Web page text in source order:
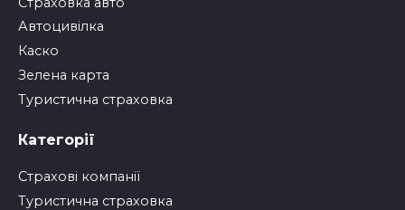
Автоцивілка
Каско
Зелена карта
Туристична страховка
Категорії
Страхові компанії
Туристична страховка